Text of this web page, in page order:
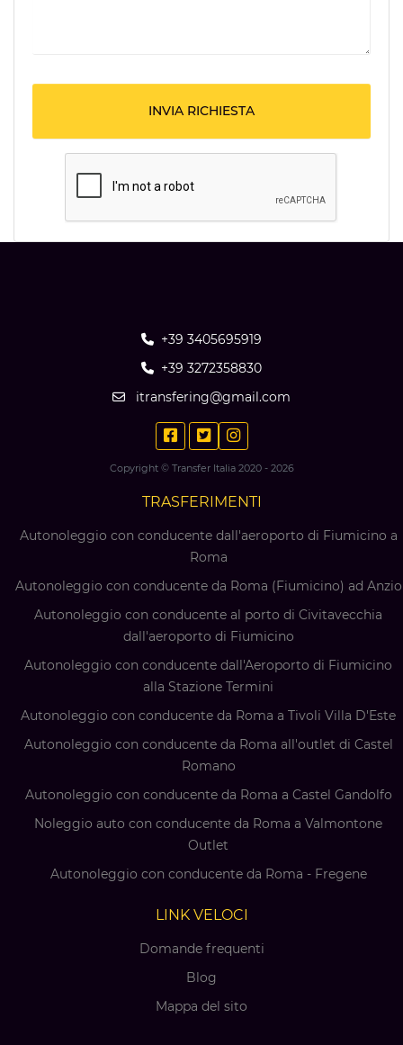
+39 3405695919
+39 3272358830
itransfering@gmail.com
Copyright © Transfer Italia 2020 - 2026
TRASFERIMENTI
Autonoleggio con conducente dall'aeroporto di Fiumicino a
Roma
Autonoleggio con conducente da Roma (Fiumicino) ad Anzio
Autonoleggio con conducente al porto di Civitavecchia
dall'aeroporto di Fiumicino
Autonoleggio con conducente dall'Aeroporto di Fiumicino
alla Stazione Termini
Autonoleggio con conducente da Roma a Tivoli Villa D'Este
Autonoleggio con conducente da Roma all'outlet di Castel
Romano
Autonoleggio con conducente da Roma a Castel Gandolfo
Noleggio auto con conducente da Roma a Valmontone
Outlet
Autonoleggio con conducente da Roma - Fregene
LINK VELOCI
Domande frequenti
Blog
Mappa del sito